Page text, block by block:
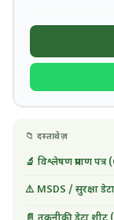
📁 दस्तावेज़
🔬 विश्लेषण प्रमाण पत्र
⚠️ MSDS / सुरक्षा